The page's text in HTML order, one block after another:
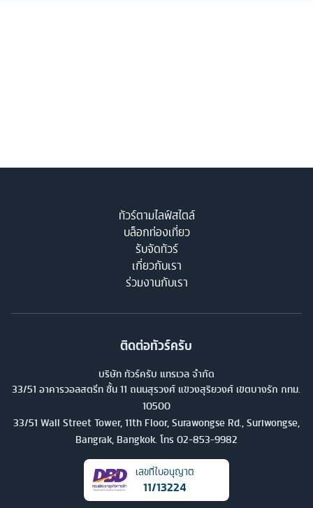
ทัวร์ตามไลฟ์สไตล์
บล็อกท่องเที่ยว
รับจัดทัวร์
เกี่ยวกับเรา
ร่วมงานกับเรา
ติดต่อทัวร์ครับ
บริษัท ทัวร์ครับ แทรเวล จำกัด
33/51 อาคารวอลสตรีท ชั้น 11 ถนนสุรวงศ์ แขวงสุริยวงศ์ เขตบางรัก กทม.
10500
33/51 Wall Street Tower, 11th Floor, Surawongse Rd., Suriwongse,
Bangrak, Bangkok. โทร 02-853-9982
เลขที่ใบอนุญาต
11/13224